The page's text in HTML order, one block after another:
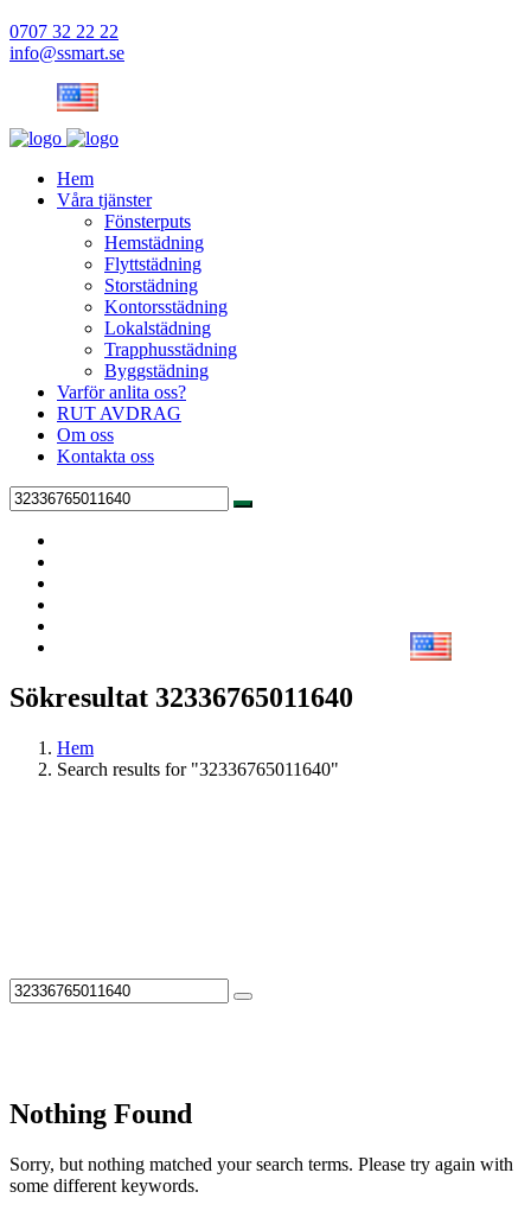
0707 32 22 22
info@ssmart.se
Hem
Våra tjänster
Fönsterputs
Hemstädning
Flyttstädning
Storstädning
Kontorsstädning
Lokalstädning
Trapphusstädning
Byggstädning
Varför anlita oss?
RUT AVDRAG
Om oss
Kontakta oss
Sökresultat 32336765011640
Hem
Search results for "32336765011640"
Nothing Found
Sorry, but nothing matched your search terms. Please try again with
some different keywords.